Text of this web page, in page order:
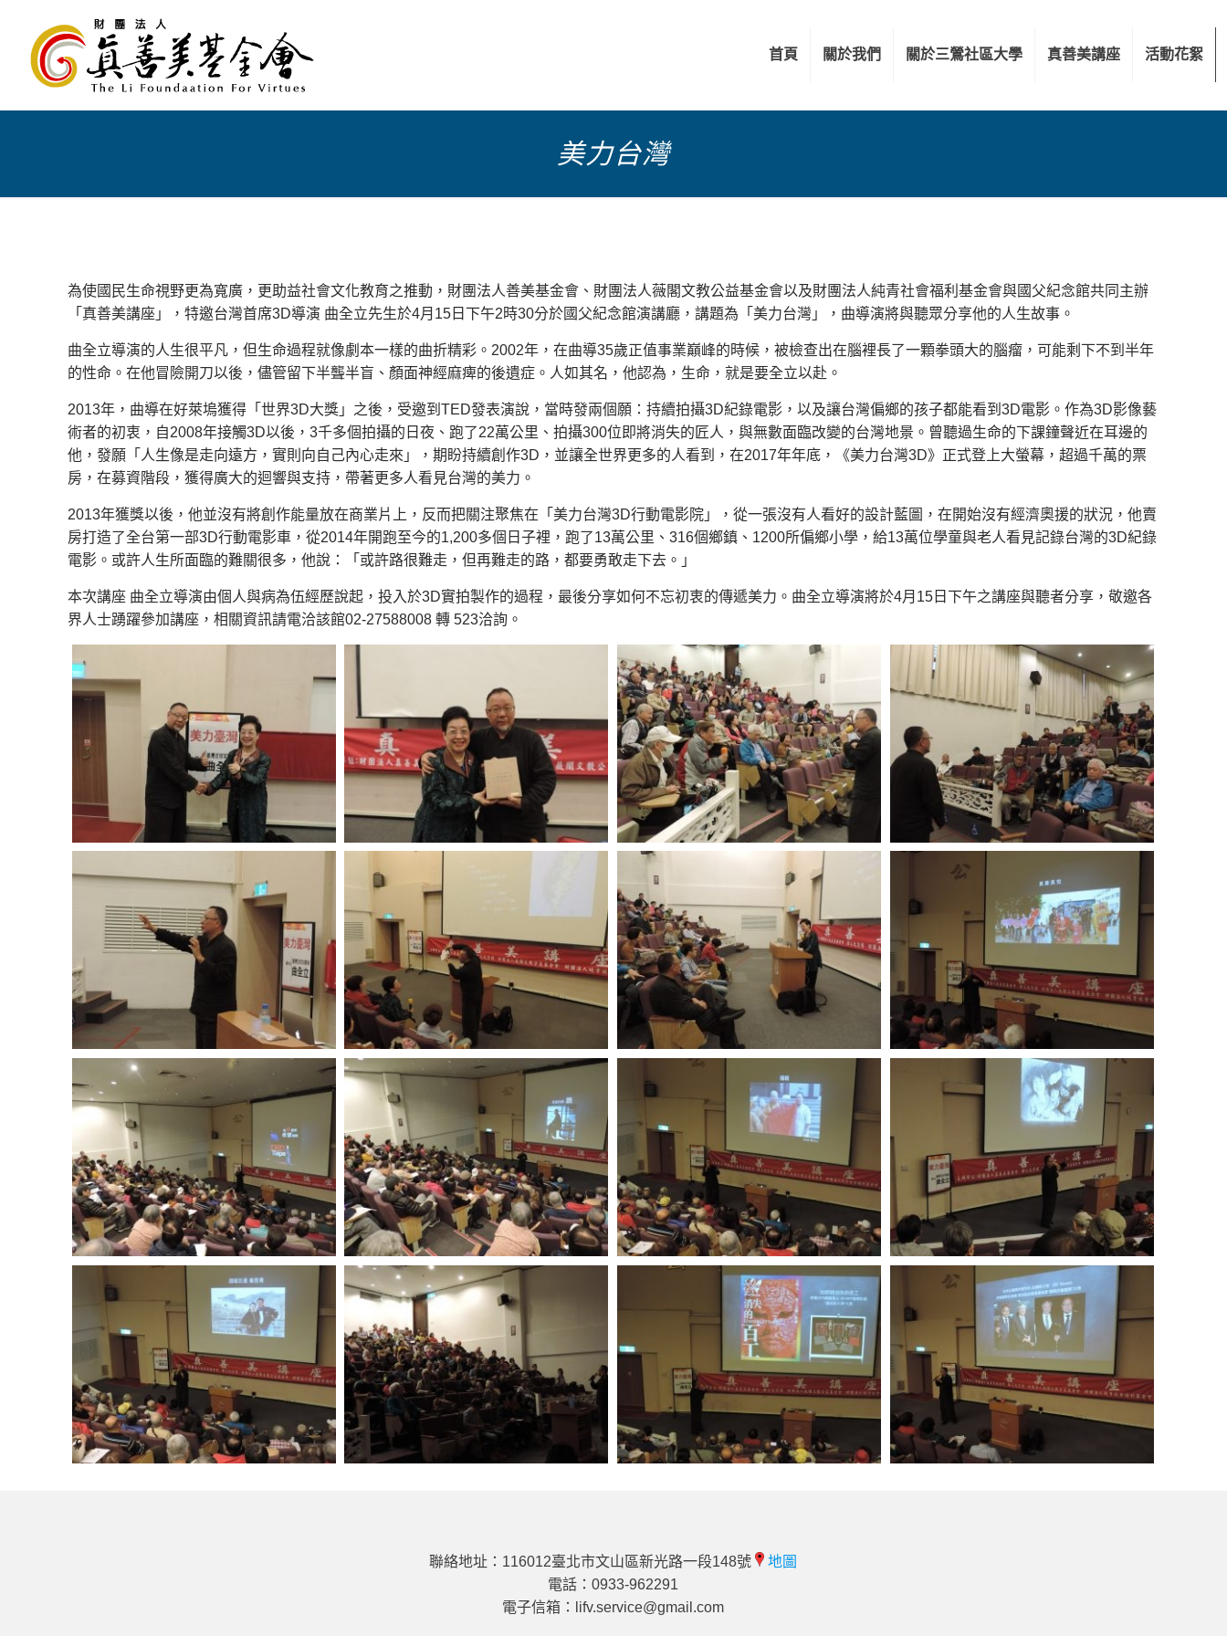
首頁 關於我們 關於三鶯社區大學 真善美講座 活動花絮
美力台灣
為使國民生命視野更為寬廣，更助益社會文化教育之推動，財團法人善美基金會、財團法人薇閣文教公益基金會以及財團法人純青社會福利基金會與國父紀念館共同主辦
「真善美講座」，特邀台灣首席3D導演 曲全立先生於4月15日下午2時30分於國父紀念館演講廳，講題為「美力台灣」，曲導演將與聽眾分享他的人生故事。
曲全立導演的人生很平凡，但生命過程就像劇本一樣的曲折精彩。2002年，在曲導35歲正值事業巔峰的時候，被檢查出在腦裡長了一顆拳頭大的腦瘤，可能剩下不到半年
的性命。在他冒險開刀以後，儘管留下半聾半盲、顏面神經麻痺的後遺症。人如其名，他認為，生命，就是要全立以赴。
2013年，曲導在好萊塢獲得「世界3D大獎」之後，受邀到TED發表演說，當時發兩個願：持續拍攝3D紀錄電影，以及讓台灣偏鄉的孩子都能看到3D電影。作為3D影像藝
術者的初衷，自2008年接觸3D以後，3千多個拍攝的日夜、跑了22萬公里、拍攝300位即將消失的匠人，與無數面臨改變的台灣地景。曾聽過生命的下課鐘聲近在耳邊的
他，發願「人生像是走向遠方，實則向自己內心走來」，期盼持續創作3D，並讓全世界更多的人看到，在2017年年底，《美力台灣3D》正式登上大螢幕，超過千萬的票
房，在募資階段，獲得廣大的迴響與支持，帶著更多人看見台灣的美力。
2013年獲獎以後，他並沒有將創作能量放在商業片上，反而把關注聚焦在「美力台灣3D行動電影院」，從一張沒有人看好的設計藍圖，在開始沒有經濟奧援的狀況，他賣
房打造了全台第一部3D行動電影車，從2014年開跑至今的1,200多個日子裡，跑了13萬公里、316個鄉鎮、1200所偏鄉小學，給13萬位學童與老人看見記錄台灣的3D紀錄
電影。或許人生所面臨的難關很多，他說：「或許路很難走，但再難走的路，都要勇敢走下去。」
本次講座 曲全立導演由個人與病為伍經歷說起，投入於3D實拍製作的過程，最後分享如何不忘初衷的傳遞美力。曲全立導演將於4月15日下午之講座與聽者分享，敬邀各
界人士踴躍參加講座，相關資訊請電洽該館02-27588008 轉 523洽詢。
聯絡地址：116012臺北市文山區新光路一段148號
地圖
電話：0933-962291
電子信箱：
lifv.service@gmail.com